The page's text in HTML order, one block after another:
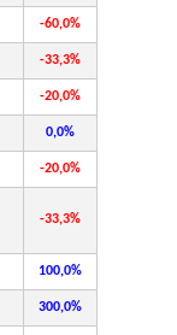
-60,0%
-33,3%
-20,0%
0,0%
-20,0%
-33,3%
100,0%
300,0%